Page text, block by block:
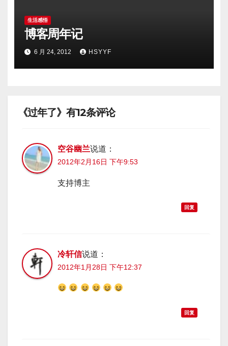
生活感悟
博客周年记
6 月 24, 2012 HSYYF
《过年了》有12条评论
空谷幽兰说道：
2012年2月16日 下午9:53
支持博主
回复
冷轩信说道：
2012年1月28日 下午12:37
回复